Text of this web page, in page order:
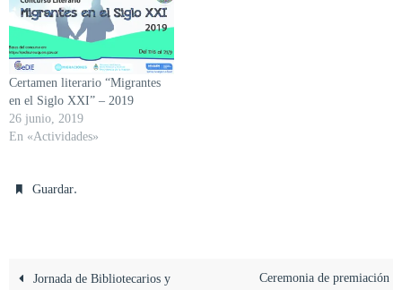
Certamen literario “Migrantes
en el Siglo XXI” – 2019
26 junio, 2019
En «Actividades»
Guardar.
Jornada de Bibliotecarios y
Ceremonia de premiación